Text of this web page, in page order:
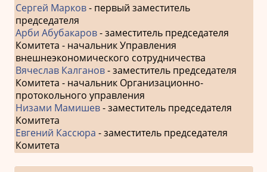
Сергей Марков- первый заместитель
председателя
Арби Абубакаров- заместитель председателя
Комитета - начальник Управления
внешнеэкономического сотрудничества
Вячеслав Калганов- заместитель председателя
Комитета - начальник Организационно-
протокольного управления
Низами Мамишев- заместитель председателя
Комитета
Евгений Кассюра - заместитель председателя
Комитета